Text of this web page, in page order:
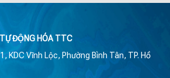
ĐỘNG HÓA TTC
KDC Vĩnh Lộc, Phường Bình Tân, TP. Hồ